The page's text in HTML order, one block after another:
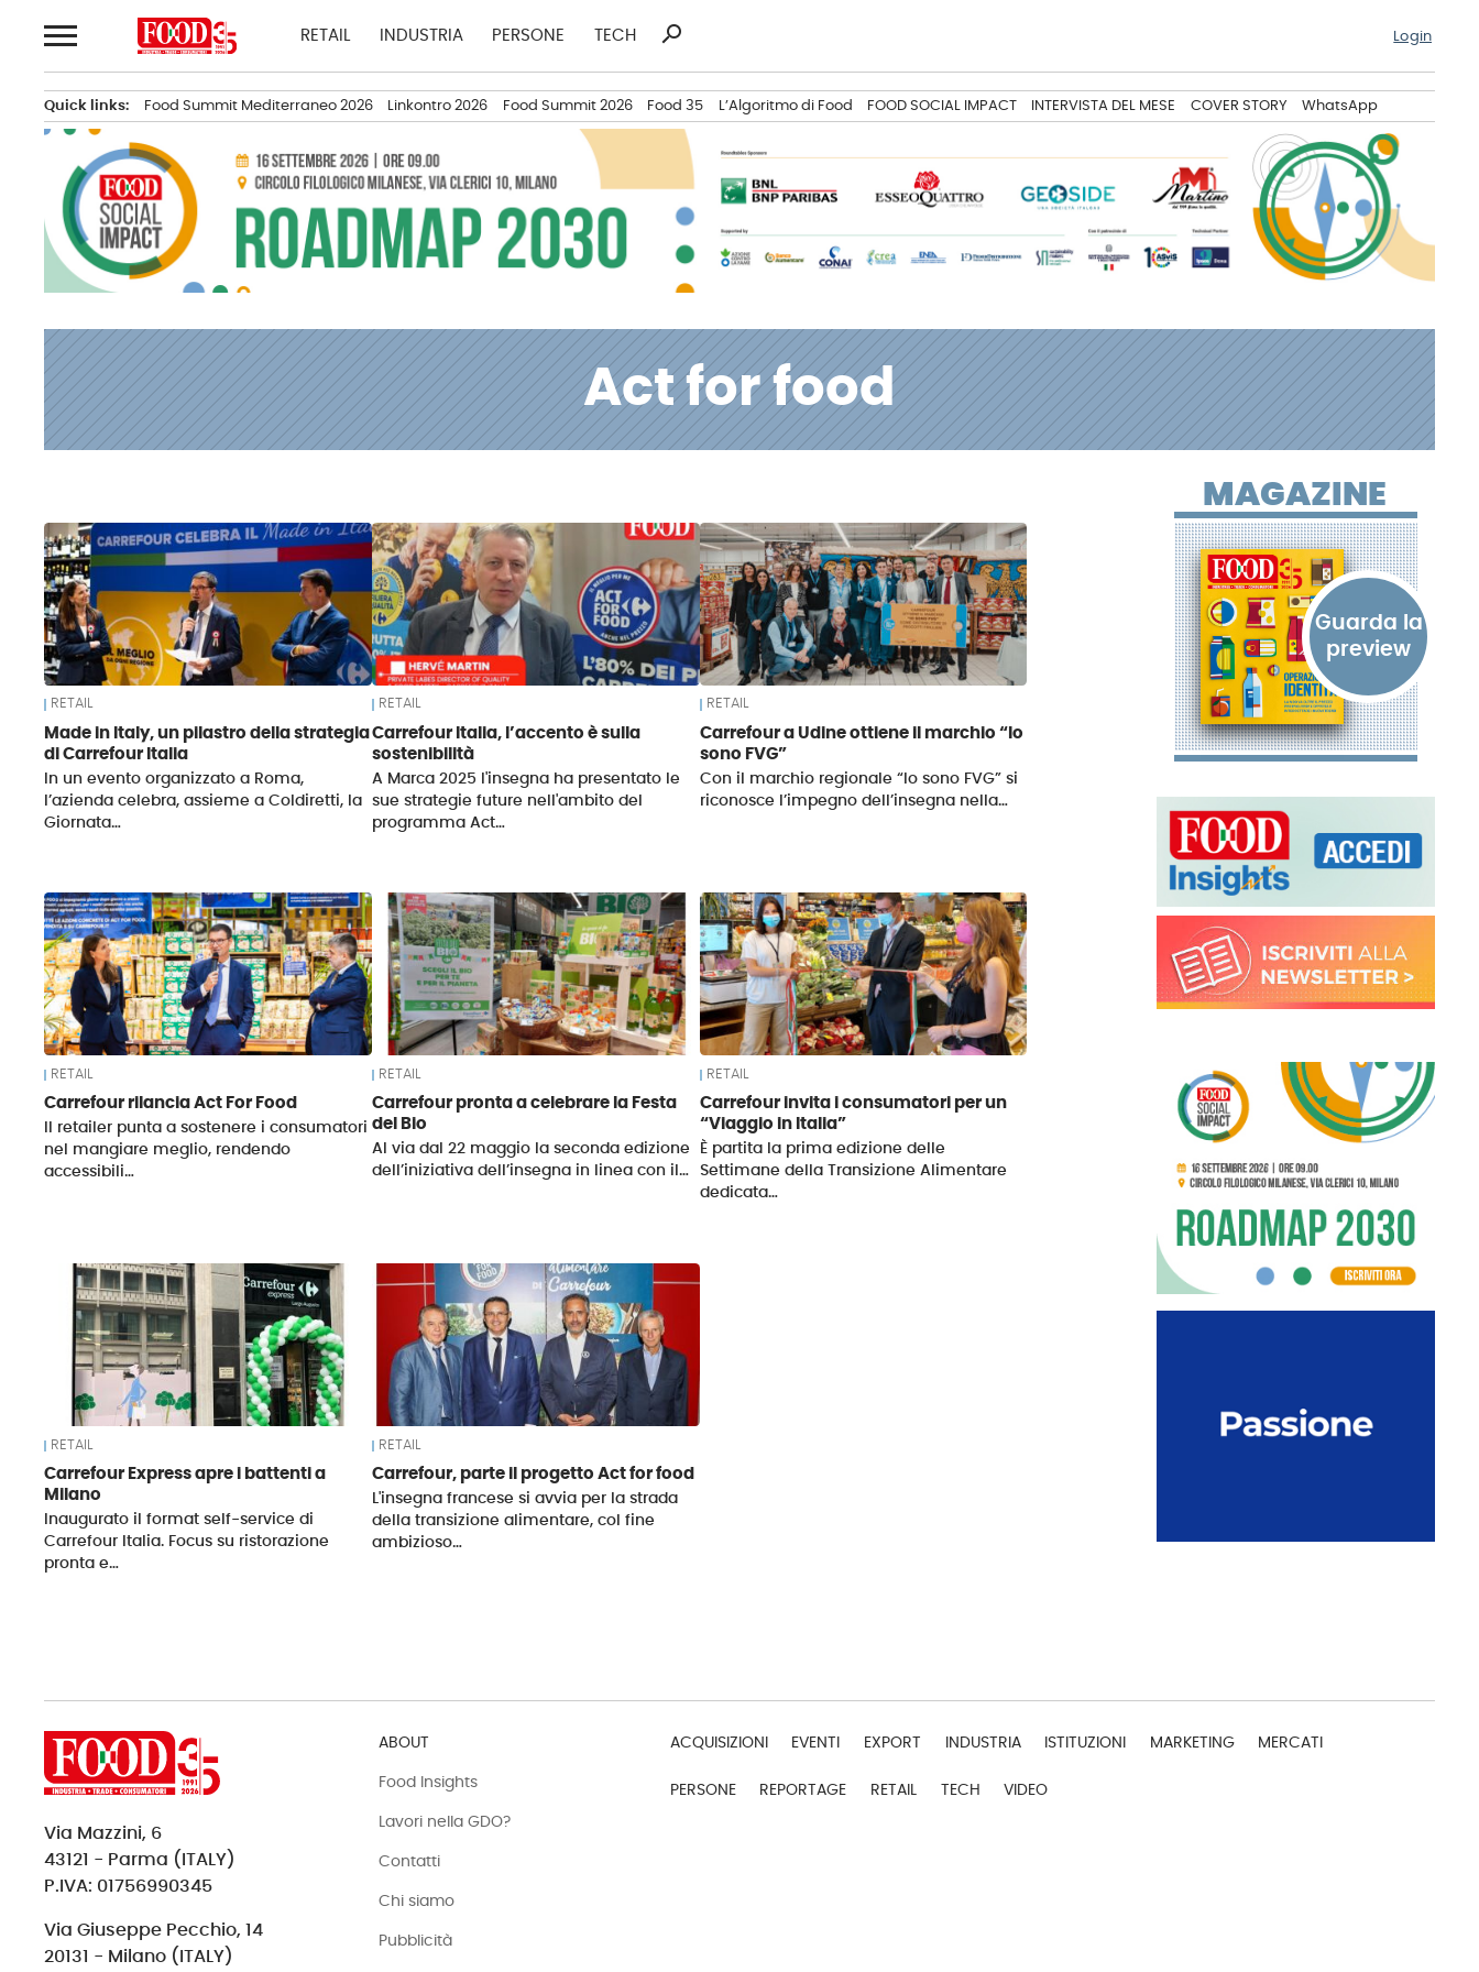
al
RETAIL INDUSTRIA PERSONE TECH
Ricerca
search Login
Quick links: Food Summit Mediterraneo 2026 Linkontro 2026 Food Summit 2026 Food 35 L’Algoritmo di Food FOOD SOCIAL IMPACT INTERVISTA DEL MESE COVER STORY WhatsApp
Act for food
News
RETAIL
Made in Italy, un pilastro della strategia
di Carrefour Italia
In un evento organizzato a Roma,
l’azienda celebra, assieme a Coldiretti, la
Giornata…
RETAIL
Carrefour Italia, l’accento è sulla
sostenibilità
A Marca 2025 l'insegna ha presentato le
sue strategie future nell'ambito del
programma Act…
RETAIL
Carrefour a Udine ottiene il marchio “Io
sono FVG”
Con il marchio regionale “Io sono FVG” si
riconosce l’impegno dell’insegna nella…
RETAIL
Carrefour rilancia Act For Food
Il retailer punta a sostenere i consumatori
nel mangiare meglio, rendendo
accessibili…
RETAIL
Carrefour pronta a celebrare la Festa
del Bio
Al via dal 22 maggio la seconda edizione
dell’iniziativa dell’insegna in linea con il…
RETAIL
Carrefour invita i consumatori per un
“Viaggio in Italia”
È partita la prima edizione delle
Settimane della Transizione Alimentare
dedicata…
RETAIL
Carrefour Express apre i battenti a
Milano
Inaugurato il format self-service di
Carrefour Italia. Focus su ristorazione
pronta e…
RETAIL
Carrefour, parte il progetto Act for food
L'insegna francese si avvia per la strada
della transizione alimentare, col fine
ambizioso…
MAGAZINE
Via Mazzini, 6
43121 - Parma (ITALY)
P.IVA: 01756990345
Via Giuseppe Pecchio, 14
20131 - Milano (ITALY)
ABOUT
Food Insights
Lavori nella GDO?
Contatti
Chi siamo
Pubblicità
ACQUISIZIONI EVENTI EXPORT INDUSTRIA ISTITUZIONI MARKETING MERCATI
PERSONE REPORTAGE RETAIL TECH VIDEO